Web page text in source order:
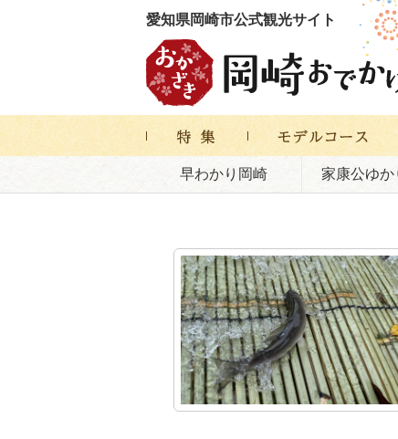
愛知県岡崎市公式観光サイト
早わかり岡崎 家康公ゆか